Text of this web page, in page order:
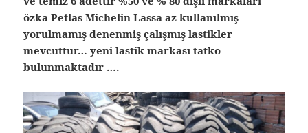
özka Petlas Michelin Lassa az kullanılmış
yorulmamış denenmiş çalışmış lastikler
mevcuttur… yeni lastik markası tatko
bulunmaktadır ….